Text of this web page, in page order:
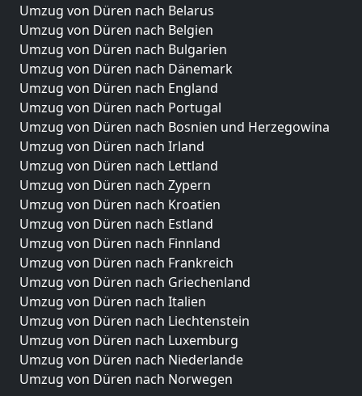
Umzug von Düren nach Belarus
Umzug von Düren nach Belgien
Umzug von Düren nach Bulgarien
Umzug von Düren nach Dänemark
Umzug von Düren nach England
Umzug von Düren nach Portugal
Umzug von Düren nach Bosnien und Herzegowina
Umzug von Düren nach Irland
Umzug von Düren nach Lettland
Umzug von Düren nach Zypern
Umzug von Düren nach Kroatien
Umzug von Düren nach Estland
Umzug von Düren nach Finnland
Umzug von Düren nach Frankreich
Umzug von Düren nach Griechenland
Umzug von Düren nach Italien
Umzug von Düren nach Liechtenstein
Umzug von Düren nach Luxemburg
Umzug von Düren nach Niederlande
Umzug von Düren nach Norwegen